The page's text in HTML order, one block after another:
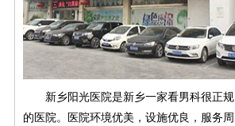
新乡阳光医院是新乡一家看男科很正规
的医院。医院环境优美，设施优良，服务周